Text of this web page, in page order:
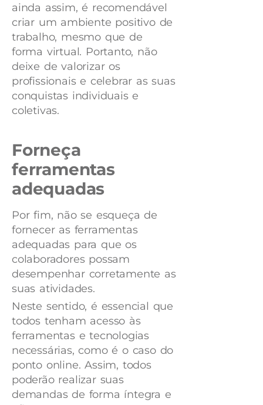
ainda assim, é recomendável
criar um ambiente positivo de
trabalho, mesmo que de
forma virtual. Portanto, não
deixe de valorizar os
profissionais e celebrar as suas
conquistas individuais e
coletivas.
Forneça
ferramentas
adequadas
Por fim, não se esqueça de
fornecer as ferramentas
adequadas para que os
colaboradores possam
desempenhar corretamente as
suas atividades.
Neste sentido, é essencial que
todos tenham acesso às
ferramentas e tecnologias
necessárias, como é o caso do
ponto online. Assim, todos
poderão realizar suas
demandas de forma íntegra e